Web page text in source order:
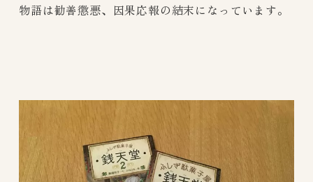
物語は勧善懲悪、因果応報の結末になっています。